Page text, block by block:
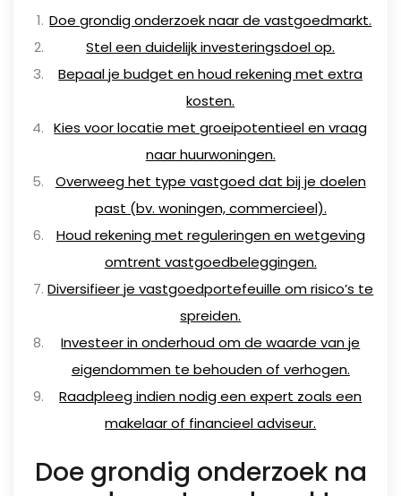
Doe grondig onderzoek naar de vastgoedmarkt.
Stel een duidelijk investeringsdoel op.
Bepaal je budget en houd rekening met extra
kosten.
Kies voor locatie met groeipotentieel en vraag
naar huurwoningen.
Overweeg het type vastgoed dat bij je doelen
past (bv. woningen, commercieel).
Houd rekening met reguleringen en wetgeving
omtrent vastgoedbeleggingen.
Diversifieer je vastgoedportefeuille om risico’s te
spreiden.
Investeer in onderhoud om de waarde van je
eigendommen te behouden of verhogen.
Raadpleeg indien nodig een expert zoals een
makelaar of financieel adviseur.
Doe grondig onderzoek na